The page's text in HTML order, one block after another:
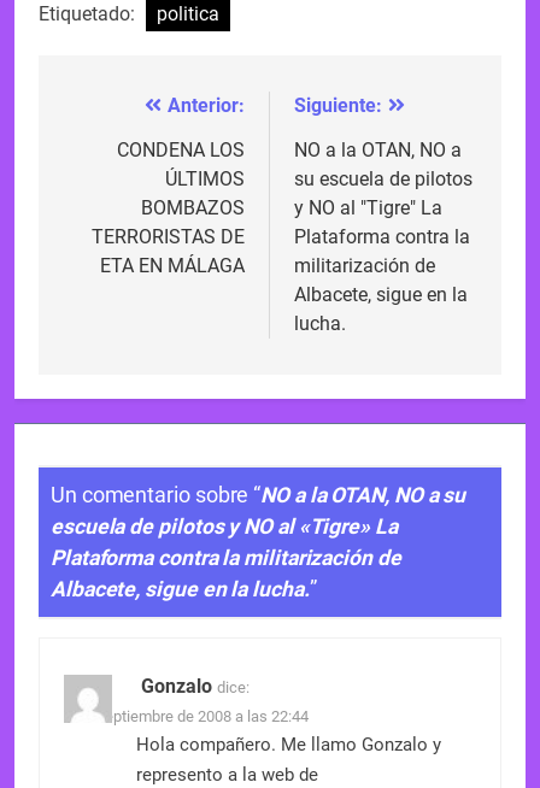
Etiquetado: politica
Navegación
entradas
Anterior:
CONDENA LOS
ÚLTIMOS
BOMBAZOS
TERRORISTAS DE
ETA EN MÁLAGA
Siguiente:
NO a la OTAN, NO a
su escuela de pilotos
y NO al "Tigre" La
Plataforma contra la
militarización de
Albacete, sigue en la
lucha.
Un comentario sobre “NO a la OTAN, NO a su
escuela de pilotos y NO al «Tigre» La
Plataforma contra la militarización de
Albacete, sigue en la lucha.”
Gonzalo dice:
2 de septiembre de 2008 a las 22:44
Hola compañero. Me llamo Gonzalo y
represento a la web de